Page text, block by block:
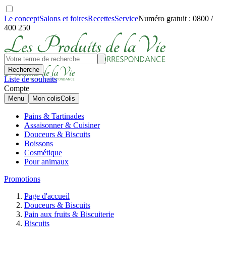
Le conceptSalons et foiresRecettesServiceNuméro gratuit : 0800 /
400 250
Recherche
Liste de souhaits
Compte
Menu Mon colisColis
Pains & Tartinades
Assaisonner & Cuisiner
Douceurs & Biscuits
Boissons
Cosmétique
Pour animaux
Promotions
Page d'accueil
Douceurs & Biscuits
Pain aux fruits & Biscuiterie
Biscuits